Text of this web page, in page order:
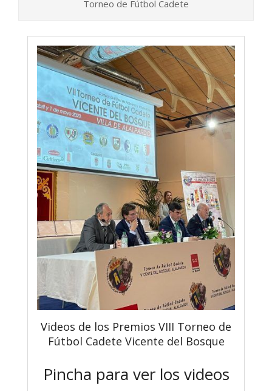
Torneo de Fútbol Cadete
Videos de los Premios VIII Torneo de
Fútbol Cadete Vicente del Bosque
Pincha para ver los videos